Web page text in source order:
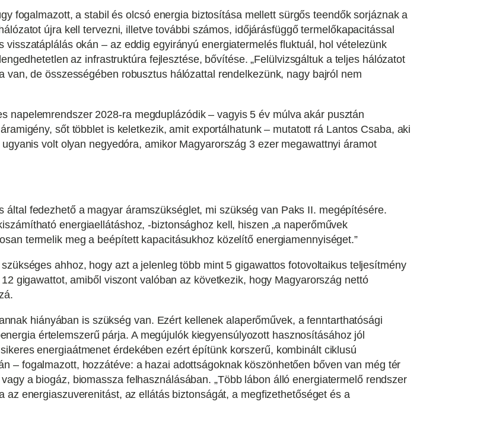
fogalmazott, a stabil és olcsó energia biztosítása mellett sürgős teendők sorjáznak a
újra kell tervezni, illetve további számos, időjárásfüggő termelőkapacitással
visszatáplálás okán – az eddig egyirányú energiatermelés fluktuál, hol vételezünk
az infrastruktúra fejlesztése, bővítése. „Felülvizsgáltuk a teljes hálózatot
de összességében robusztus hálózattal rendelkezünk, nagy bajról nem
napelemrendszer 2028-ra megduplázódik – vagyis 5 év múlva akár pusztán
sőt többlet is keletkezik, amit exportálhatunk – mutatott rá Lantos Csaba, aki
volt olyan negyedóra, amikor Magyarország 3 ezer megawattnyi áramot
fedezhető a magyar áramszükséglet, mi szükség van Paks II. megépítésére.
energiaellátáshoz, -biztonsághoz kell, hiszen „a naperőművek
termelik meg a beépített kapacitásukhoz közelítő energiamennyiséget.”
ahhoz, hogy azt a jelenleg több mint 5 gigawattos fotovoltaikus teljesítmény
gigawattot, amiből viszont valóban az következik, hogy Magyarország nettó
hiányában is szükség van. Ezért kellenek alaperőművek, a fenntarthatósági
értelemszerű párja. A megújulók kiegyensúlyozott hasznosításához jól
energiaátmenet érdekében ezért építünk korszerű, kombinált ciklusú
– fogalmazott, hozzátéve: a hazai adottságoknak köszönhetően bőven van még tér
a biogáz, biomassza felhasználásában. „Több lábon álló energiatermelő rendszer
az energiaszuverenitást, az ellátás biztonságát, a megfizethetőséget és a